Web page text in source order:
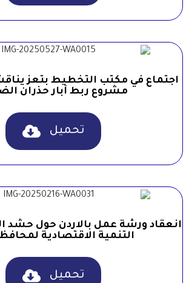
اجتماع في مكتب التخطيط بتعز
مشروع ربط آبار حذران
تحميل
انعقاد ورشة عمل بالاردن حول حشد
التنمية الاقتصادية
تحميل